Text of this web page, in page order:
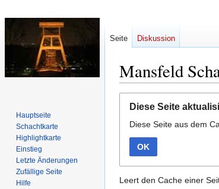
Mansfeld
Navigation
springen
Suche
springen
Diese Seite
Diese Seite aus dem
OK
Leert den Cache einer
Seite Diskussion
Hauptseite
Schachtkarte
Highlightkarte
Einstieg
Letzte Änderungen
Zufällige Seite
Hilfe